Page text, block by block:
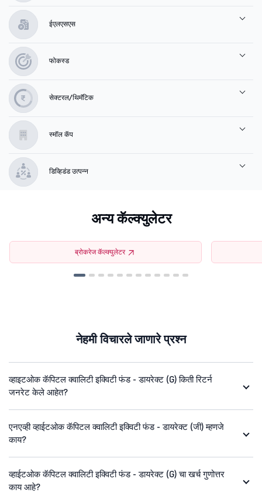
ईएलएसएस
फोकस्ड
सेक्टरल/थिमॅटिक
स्मॉल कॅप
डिव्हिडंड उत्पन्न
अन्य कॅल्क्युलेटर
ब्रोकरेज कॅल्क्युलेटर
नेहमी विचारले जाणारे प्रश्न
व्हाइटओक कॅपिटल क्वालिटी इक्विटी फंड - डायरेक्ट (G) किती रिटर्न
जनरेट केले आहेत?
एनएव्ही व्हाईटओक कॅपिटल क्वालिटी इक्विटी फंड - डायरेक्ट (जी) म्हणजे
काय?
व्हाईटओक कॅपिटल क्वालिटी इक्विटी फंड - डायरेक्ट (G) चा खर्च गुणोत्तर
काय आहे?